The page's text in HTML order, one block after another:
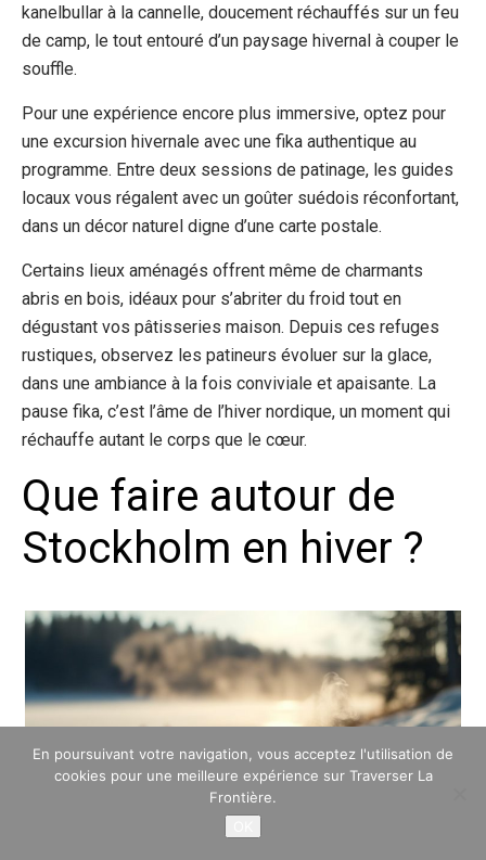
kanelbullar à la cannelle, doucement réchauffés sur un feu
de camp, le tout entouré d’un paysage hivernal à couper le
souffle.
Pour une expérience encore plus immersive, optez pour
une excursion hivernale avec une fika authentique au
programme. Entre deux sessions de patinage, les guides
locaux vous régalent avec un goûter suédois réconfortant,
dans un décor naturel digne d’une carte postale.
Certains lieux aménagés offrent même de charmants
abris en bois, idéaux pour s’abriter du froid tout en
dégustant vos pâtisseries maison. Depuis ces refuges
rustiques, observez les patineurs évoluer sur la glace,
dans une ambiance à la fois conviviale et apaisante. La
pause fika, c’est l’âme de l’hiver nordique, un moment qui
réchauffe autant le corps que le cœur.
Que faire autour de
Stockholm en hiver ?
En poursuivant votre navigation, vous acceptez l'utilisation de
cookies pour une meilleure expérience sur Traverser La
Frontière.